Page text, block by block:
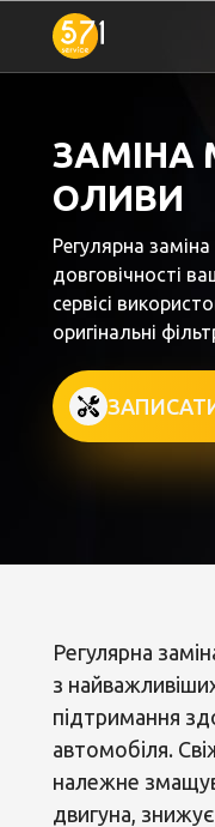
ЗАМІНА
ОЛИВИ
Регулярна
довговічності
сервісі
оригінальні
Регулярна
з
підтримання
автомобіля.
належне
двигуна,